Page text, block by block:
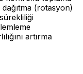
(rotasyon)
artırma